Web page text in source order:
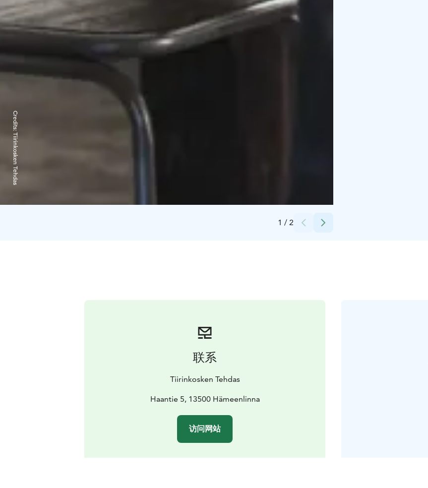
1 / 2
Credits:
Tiirinkosken Tehdas
联系
Tiirinkosken Tehdas
Haantie 5, 13500 Hämeenlinna
访问网站